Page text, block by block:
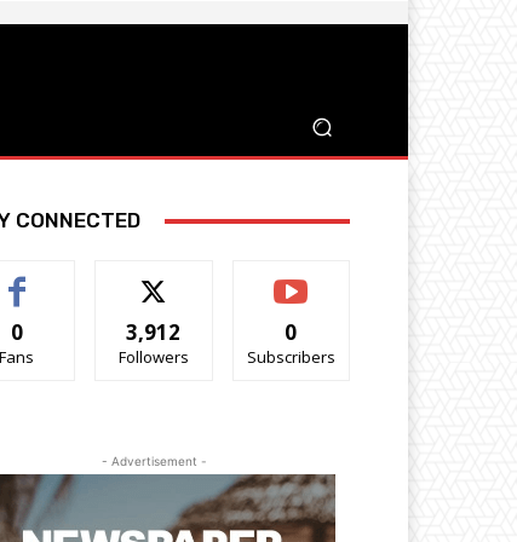
CONNECTED
0
Fans
3,912
Followers
0
Subscribers
- Advertisement -